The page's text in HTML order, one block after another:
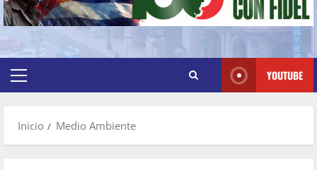
YOUTUBE
Inicio Medio Ambiente